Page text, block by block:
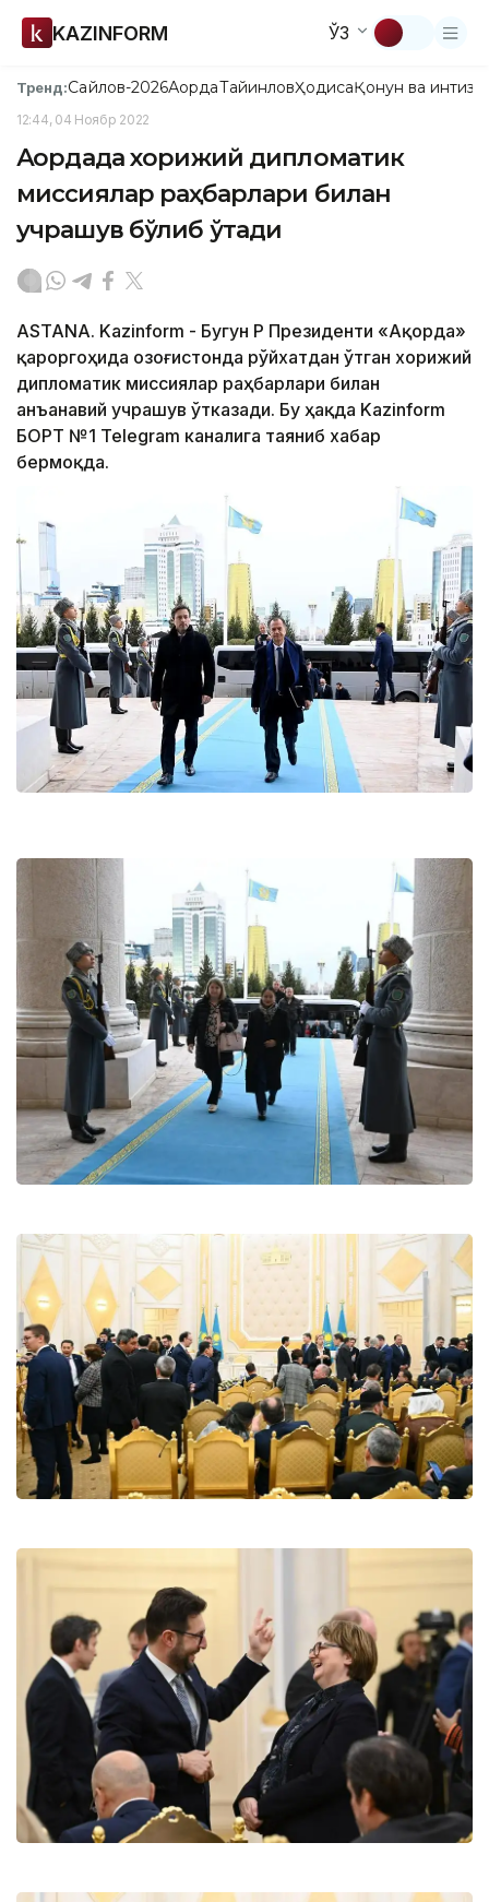
KAZINFORM ЎЗ
Тренд:Сайлов-2026АқордаТайинловҲодисаҚонун ва
12:44, 04 Ноябр 2022
Ақордада хорижий дипломатик
миссиялар раҳбарлари билан
учрашув бўлиб ўтади
ASTANA. Kazinform - Бугун ҚР Президенти «Ақорда»
қароргоҳида Қозоғистонда рўйхатдан ўтган хорижий
дипломатик миссиялар раҳбарлари билан
анъанавий учрашув ўтказади. Бу ҳақда Kazinform
БОРТ №1 Telegram каналига таяниб хабар
бермоқда.